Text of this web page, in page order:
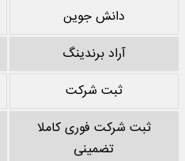
دانش جوین
آراد برندینگ
ثبت شرکت
ثبت شرکت فوری کاملا
تضمینی